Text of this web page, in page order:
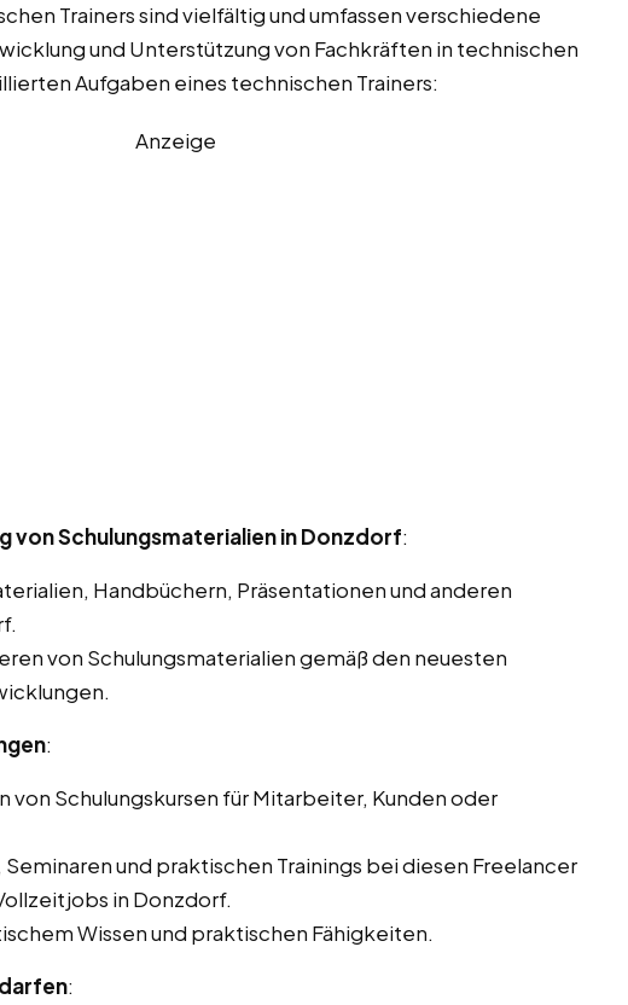
Trainers sind vielfältig und umfassen verschiedene
und Unterstützung von Fachkräften in technischen
Aufgaben eines technischen Trainers:
Anzeige
von Schulungsmaterialien in Donzdorf:
Handbüchern, Präsentationen und anderen
von Schulungsmaterialien gemäß den neuesten
:
von Schulungskursen für Mitarbeiter, Kunden oder
und praktischen Trainings bei diesen Freelancer
in Donzdorf.
Wissen und praktischen Fähigkeiten.
: